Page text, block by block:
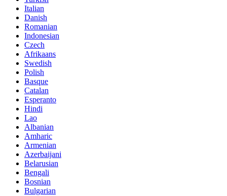
Italian
Danish
Romanian
Indonesian
Czech
Afrikaans
Swedish
Polish
Basque
Catalan
Esperanto
Hindi
Lao
Albanian
Amharic
Armenian
Azerbaijani
Belarusian
Bengali
Bosnian
Bulgarian